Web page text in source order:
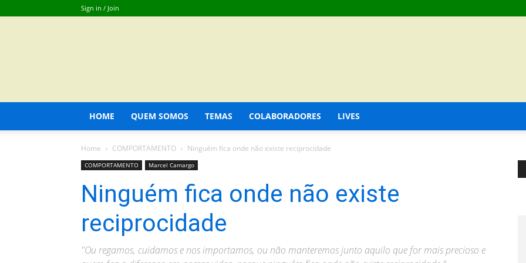
Sign in / Join
HOME QUEM SOMOS TEMAS COLABORADORES LIVES
Home COMPORTAMENTO Ninguém fica onde não existe reciprocidade
COMPORTAMENTO Marcel Camargo
Ninguém fica onde não existe
reciprocidade
"Ou regamos, cuidamos e nos importamos, ou não manteremos junto aquilo que for mais precioso e